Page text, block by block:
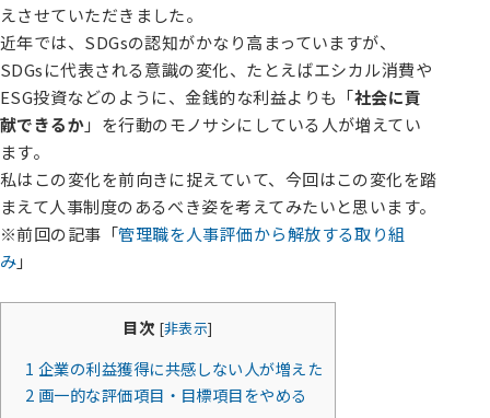
えさせていただきました。
近年では、SDGsの認知がかなり高まっていますが、
SDGsに代表される意識の変化、たとえばエシカル消費や
ESG投資などのように、金銭的な利益よりも「社会に貢
献できるか」を行動のモノサシにしている人が増えてい
ます。
私はこの変化を前向きに捉えていて、今回はこの変化を踏
まえて人事制度のあるべき姿を考えてみたいと思います。
※前回の記事「管理職を人事評価から解放する取り組
み」
目次 [非表示]
1 企業の利益獲得に共感しない人が増えた
2 画一的な評価項目・目標項目をやめる